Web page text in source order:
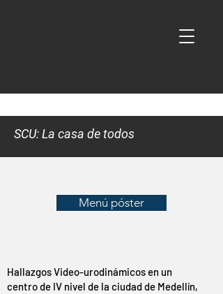
SCU: La casa de todos
Menú póster
Hallazgos Video-urodinámicos en un
centro de IV nivel de la ciudad de Medellín,